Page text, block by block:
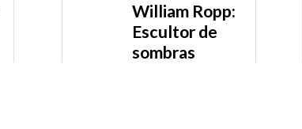
William Ropp:
Escultor de
sombras